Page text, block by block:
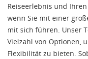
Reiseerlebnis und
wenn Sie mit einer
mit sich führen. Unser
Vielzahl von Optionen,
Flexibilität zu bieten.